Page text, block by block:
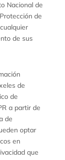
Nacional de
de
de sus
de
de
a partir de
de
optar
en
que